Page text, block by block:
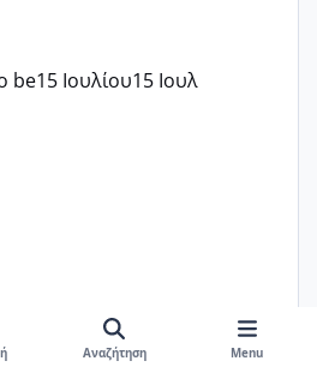
be15 Ιουλίου15 Ιουλ
Αναζήτηση Menu